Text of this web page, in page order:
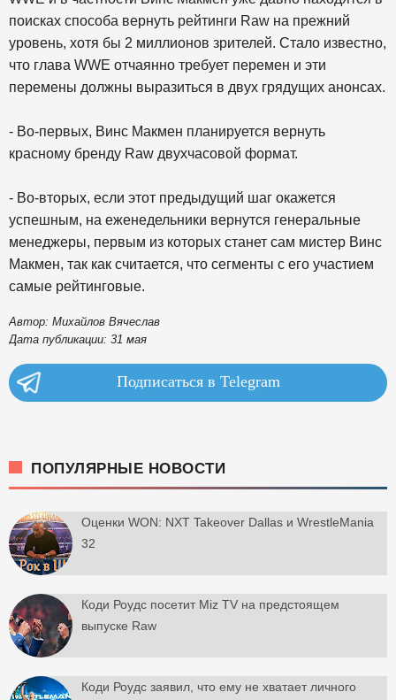
поисках способа вернуть рейтинги Raw на прежний
уровень, хотя бы 2 миллионов зрителей. Стало известно,
что глава WWE отчаянно требует перемен и эти
перемены должны выразиться в двух грядущих анонсах.
- Во-первых, Винс Макмен планируется вернуть
красному бренду Raw двухчасовой формат.
- Во-вторых, если этот предыдущий шаг окажется
успешным, на еженедельники вернутся генеральные
менеджеры, первым из которых станет сам мистер Винс
Макмен, так как считается, что сегменты с его участием
самые рейтинговые.
Автор: Михайлов Вячеслав
Дата публикации: 31 мая
Подписаться в Telegram
ПОПУЛЯРНЫЕ НОВОСТИ
Оценки WON: NXT Takeover Dallas и WrestleMania
32
Коди Роудс посетит Miz TV на предстоящем
выпуске Raw
Коди Роудс заявил, что ему не хватает личного